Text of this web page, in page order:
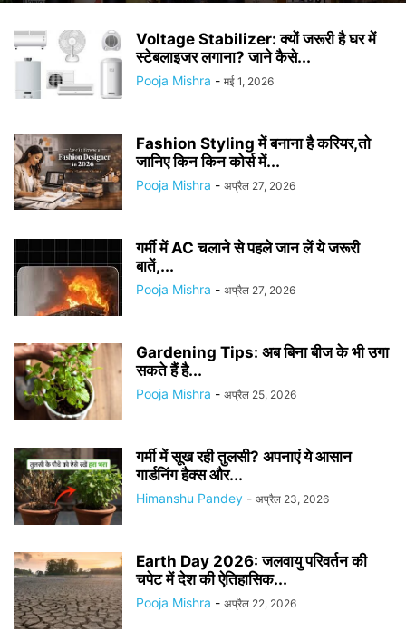
Voltage Stabilizer: क्यों जरूरी है घर में
स्टेबलाइजर लगाना? जाने कैसे...
Pooja Mishra - मई 1, 2026
Fashion Styling में बनाना है करियर,तो
जानिए किन किन कोर्स में...
Pooja Mishra - अप्रैल 27, 2026
गर्मी में AC चलाने से पहले जान लें ये जरूरी
बातें,...
Pooja Mishra - अप्रैल 27, 2026
Gardening Tips: अब बिना बीज के भी उगा
सकते हैं है...
Pooja Mishra - अप्रैल 25, 2026
गर्मी में सूख रही तुलसी? अपनाएं ये आसान
गार्डनिंग हैक्स और...
Himanshu Pandey - अप्रैल 23, 2026
Earth Day 2026: जलवायु परिवर्तन की
चपेट में देश की ऐतिहासिक...
Pooja Mishra - अप्रैल 22, 2026